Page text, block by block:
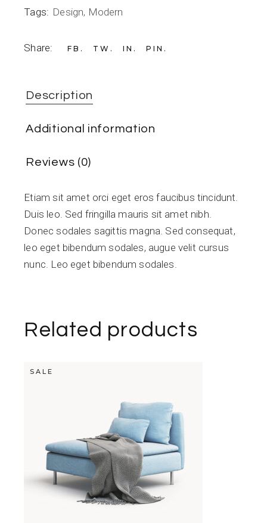
Tags: Design, Modern
Share: FB TW IN PIN
Description
Additional information
Reviews (0)
Etiam sit amet orci eget eros faucibus tincidunt.
Duis leo. Sed fringilla mauris sit amet nibh.
Donec sodales sagittis magna. Sed consequat,
leo eget bibendum sodales, augue velit cursus
nunc. Leo eget bibendum sodales.
Related products
SALE